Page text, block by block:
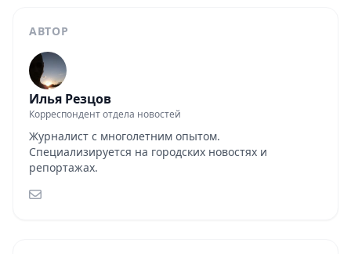
АВТОР
Илья Резцов
Корреспондент отдела новостей
Журналист с многолетним опытом.
Специализируется на городских новостях и
репортажах.